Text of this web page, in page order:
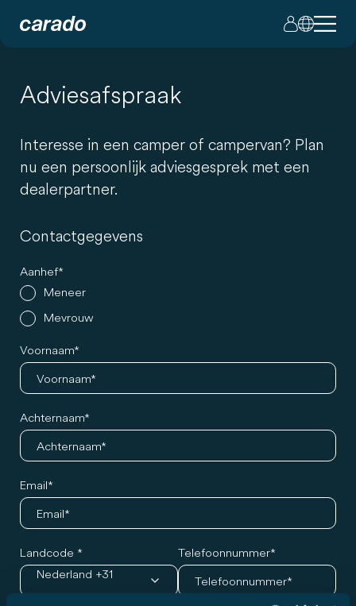
Adviesafspraak
Interesse in een camper of campervan? Plan
nu een persoonlijk adviesgesprek met een
dealerpartner.
Contactgegevens
Aanhef
Meneer
Mevrouw
Voornaam
Achternaam
Email
Landcode
Nederland +31
Telefoonnummer